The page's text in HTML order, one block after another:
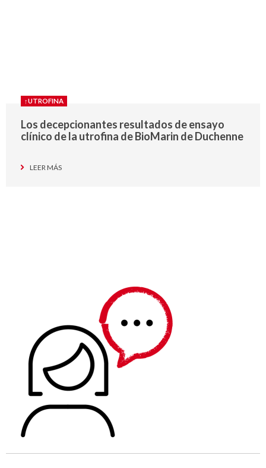
↑UTROFINA
Los decepcionantes resultados de ensayo
clínico de la utrofina de BioMarin de Duchenne
LEER MÁS